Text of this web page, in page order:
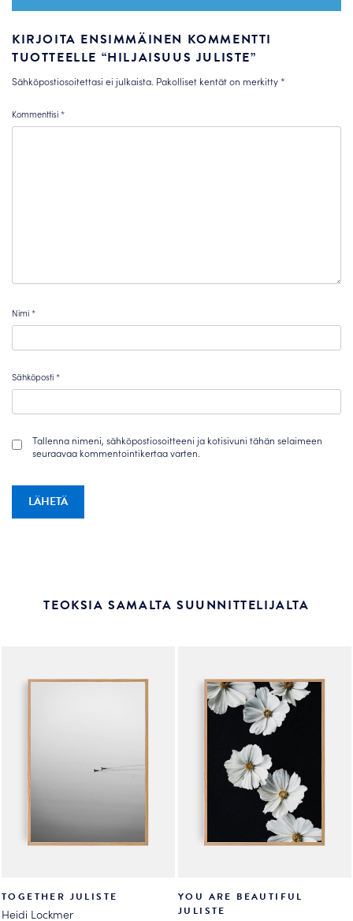
KIRJOITA ENSIMMÄINEN KOMMENTTI
TUOTTEELLE “HILJAISUUS JULISTE”
Sähköpostiosoitettasi ei julkaista. Pakolliset kentät on merkitty*
Kommenttisi*
Nimi*
Sähköposti*
Tallenna nimeni, sähköpostiosoitteeni ja kotisivuni tähän selaimeen
seuraavaa kommentointikertaa varten.
TEOKSIA SAMALTA SUUNNITTELIJALTA
TOGETHER JULISTE
Heidi Lockmer
YOU ARE BEAUTIFUL
JULISTE